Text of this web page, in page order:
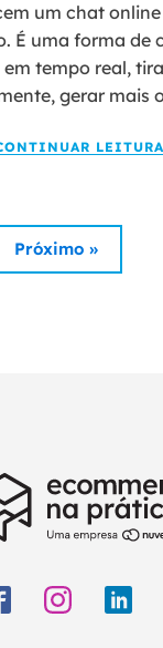
um chat
É uma forma de
tempo real,
gerar mais
Próximo »